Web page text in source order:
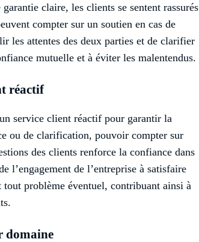
claire, les clients se sentent rassurés
compter sur un soutien en cas de
les attentes des deux parties et de clarifier
mutuelle et à éviter les malentendus.
réactif
service client réactif pour garantir la
ou de clarification, pouvoir compter sur
des clients renforce la confiance dans
de l’entreprise à satisfaire
problème éventuel, contribuant ainsi à
domaine